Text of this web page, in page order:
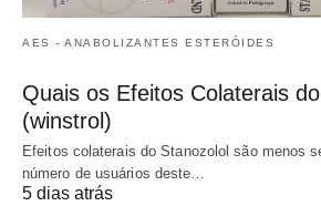
AES - ANABOLIZANTES ESTERÓIDES
Quais os Efeitos Colaterais
(winstrol)
Efeitos colaterais do Stanozolol são menos
número de usuários deste…
5 dias atrás